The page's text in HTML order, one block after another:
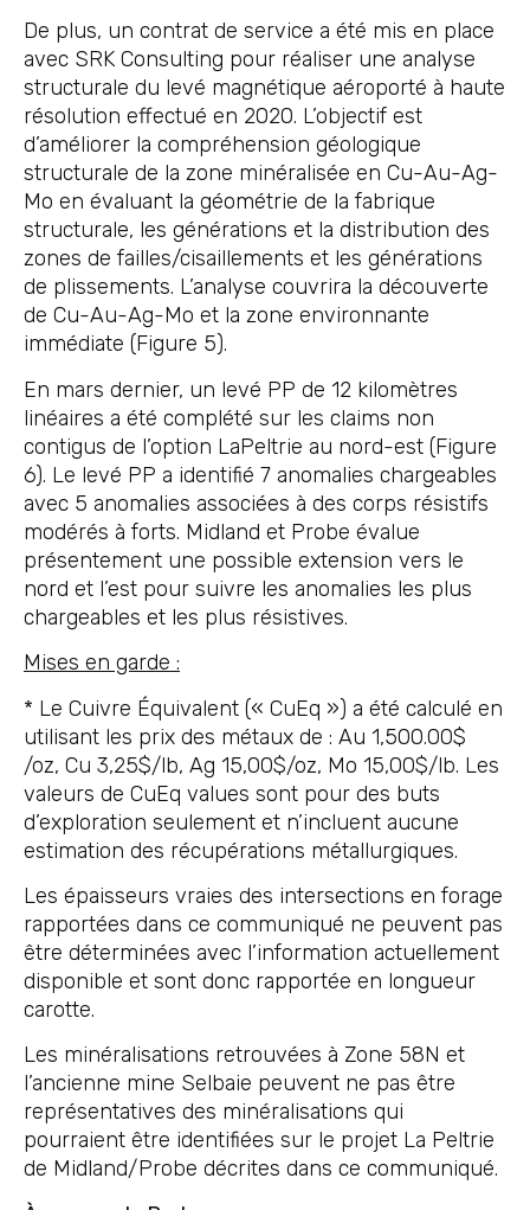
De plus, un contrat de service a été mis en place
avec SRK Consulting pour réaliser une analyse
structurale du levé magnétique aéroporté à haute
résolution effectué en 2020. L’objectif est
d’améliorer la compréhension géologique
structurale de la zone minéralisée en Cu-Au-Ag-
Mo en évaluant la géométrie de la fabrique
structurale, les générations et la distribution des
zones de failles/cisaillements et les générations
de plissements. L’analyse couvrira la découverte
de Cu-Au-Ag-Mo et la zone environnante
immédiate (Figure 5).
En mars dernier, un levé PP de 12 kilomètres
linéaires a été complété sur les claims non
contigus de l’option LaPeltrie au nord-est (Figure
6). Le levé PP a identifié 7 anomalies chargeables
avec 5 anomalies associées à des corps résistifs
modérés à forts. Midland et Probe évalue
présentement une possible extension vers le
nord et l’est pour suivre les anomalies les plus
chargeables et les plus résistives.
Mises en garde :
* Le Cuivre Équivalent (« CuEq ») a été calculé en
utilisant les prix des métaux de : Au 1,500.00$
/oz, Cu 3,25$/lb, Ag 15,00$/oz, Mo 15,00$/lb. Les
valeurs de CuEq values sont pour des buts
d’exploration seulement et n’incluent aucune
estimation des récupérations métallurgiques.
Les épaisseurs vraies des intersections en forage
rapportées dans ce communiqué ne peuvent pas
être déterminées avec l’information actuellement
disponible et sont donc rapportée en longueur
carotte.
Les minéralisations retrouvées à Zone 58N et
l’ancienne mine Selbaie peuvent ne pas être
représentatives des minéralisations qui
pourraient être identifiées sur le projet La Peltrie
de Midland/Probe décrites dans ce communiqué.